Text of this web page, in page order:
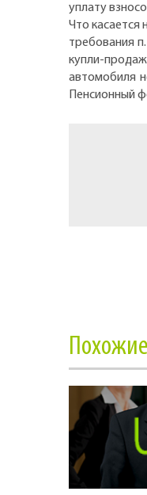
уплату
Что касается
требования
купли-
автомобиля
Пенсионный